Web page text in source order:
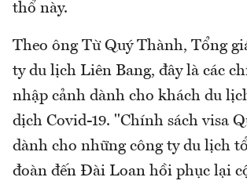
thổ này.
Theo ông Từ Quý Thành, Tổng
ty du lịch Liên Bang, đây là các
nhập cảnh dành cho khách du
dịch Covid-19. "Chính sách visa
dành cho những công ty du lịch
đoàn đến Đài Loan hồi phục lại